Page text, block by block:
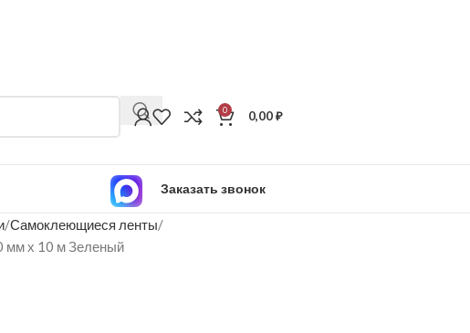
0 0,00₽
Заказать звонок
Самоклеющиеся ленты
мм х 10 м Зеленый